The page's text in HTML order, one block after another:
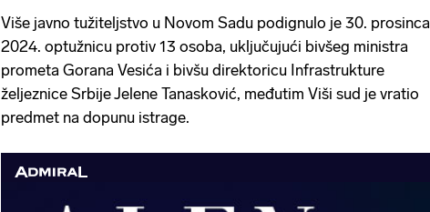
Više javno tužiteljstvo u Novom Sadu podignulo je 30. prosinca
2024. optužnicu protiv 13 osoba, uključujući bivšeg ministra
prometa Gorana Vesića i bivšu direktoricu Infrastrukture
željeznice Srbije Jelene Tanasković, međutim Viši sud je vratio
predmet na dopunu istrage.